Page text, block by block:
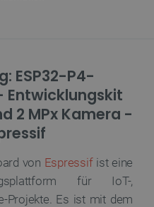
ESP32-P4-
Entwicklungskit
2 MPx Kamera -
von Espressifist eine
für IoT-,
Projekte. Es ist mit dem